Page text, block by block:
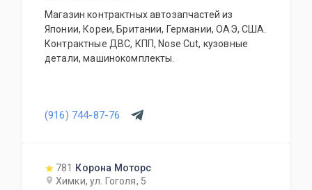
Магазин контрактных автозапчастей из
Японии, Кореи, Британии, Германии, ОАЭ, США.
Контрактные ДВС, КПП, Nose Cut, кузовные
детали, машинокомплекты.
(916) 744-87-76
781
Корона Моторс
Химки, ул. Гоголя, 5